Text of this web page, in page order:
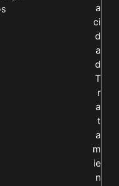
SUS
a
ci
d
a
d
T
r
a
t
a
m
ie
n